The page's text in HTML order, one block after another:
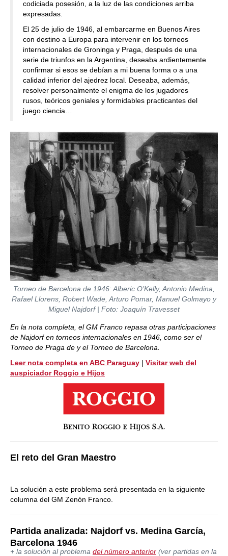
codiciada posesión, a la luz de las condiciones arriba
expresadas.
El 25 de julio de 1946, al embarcarme en Buenos Aires
con destino a Europa para intervenir en los torneos
internacionales de Groninga y Praga, después de una
serie de triunfos en la Argentina, deseaba ardientemente
confirmar si esos se debían a mi buena forma o a una
calidad inferior del ajedrez local. Deseaba, además,
resolver personalmente el enigma de los jugadores
rusos, teóricos geniales y formidables practicantes del
juego ciencia…
Torneo de Barcelona de 1946: Alberic O’Kelly, Antonio Medina,
Rafael Llorens, Robert Wade, Arturo Pomar, Manuel Golmayo y
Miguel Najdorf | Foto: Joaquín Travesset
En la nota completa, el GM Franco repasa otras participaciones
de Najdorf en torneos internacionales en 1946, como ser el
Torneo de Praga de y el Torneo de Barcelona.
Leer nota completa en ABC Paraguay | Visitar web del
auspiciador Roggio e Hijos
El reto del Gran Maestro
La solución a este problema será presentada en la siguiente
columna del GM Zenón Franco.
Partida analizada: Najdorf vs. Medina García,
Barcelona 1946
+ la solución al problema del número anterior (ver partidas en la